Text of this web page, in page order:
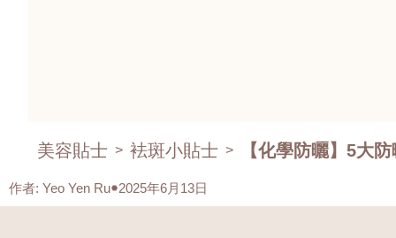
美容貼士 > 袪斑小貼士 > 【化學防曬】5大
作者: Yeo Yen Ru 2025年6月13日